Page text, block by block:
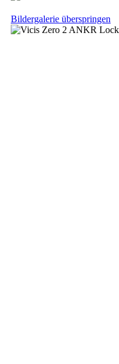
Bildergalerie überspringen